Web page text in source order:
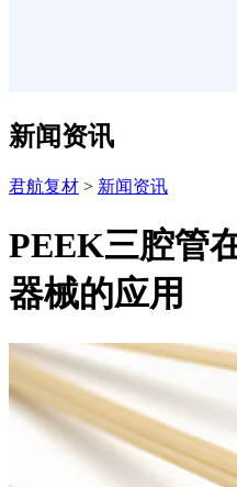
新闻资讯
君航复材 > 新闻资讯
PEEK三腔管
器械的应用